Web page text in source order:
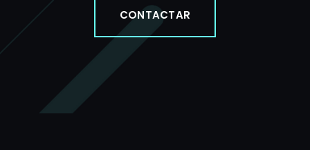
CONTACTAR